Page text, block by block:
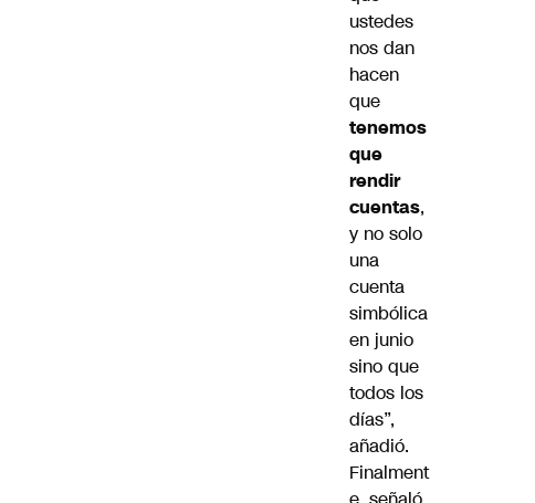
ustedes
nos dan
hacen
que
tenemos
que
rendir
cuentas,
y no solo
una
cuenta
simbólica
en junio
sino que
todos los
días”,
añadió.
Finalment